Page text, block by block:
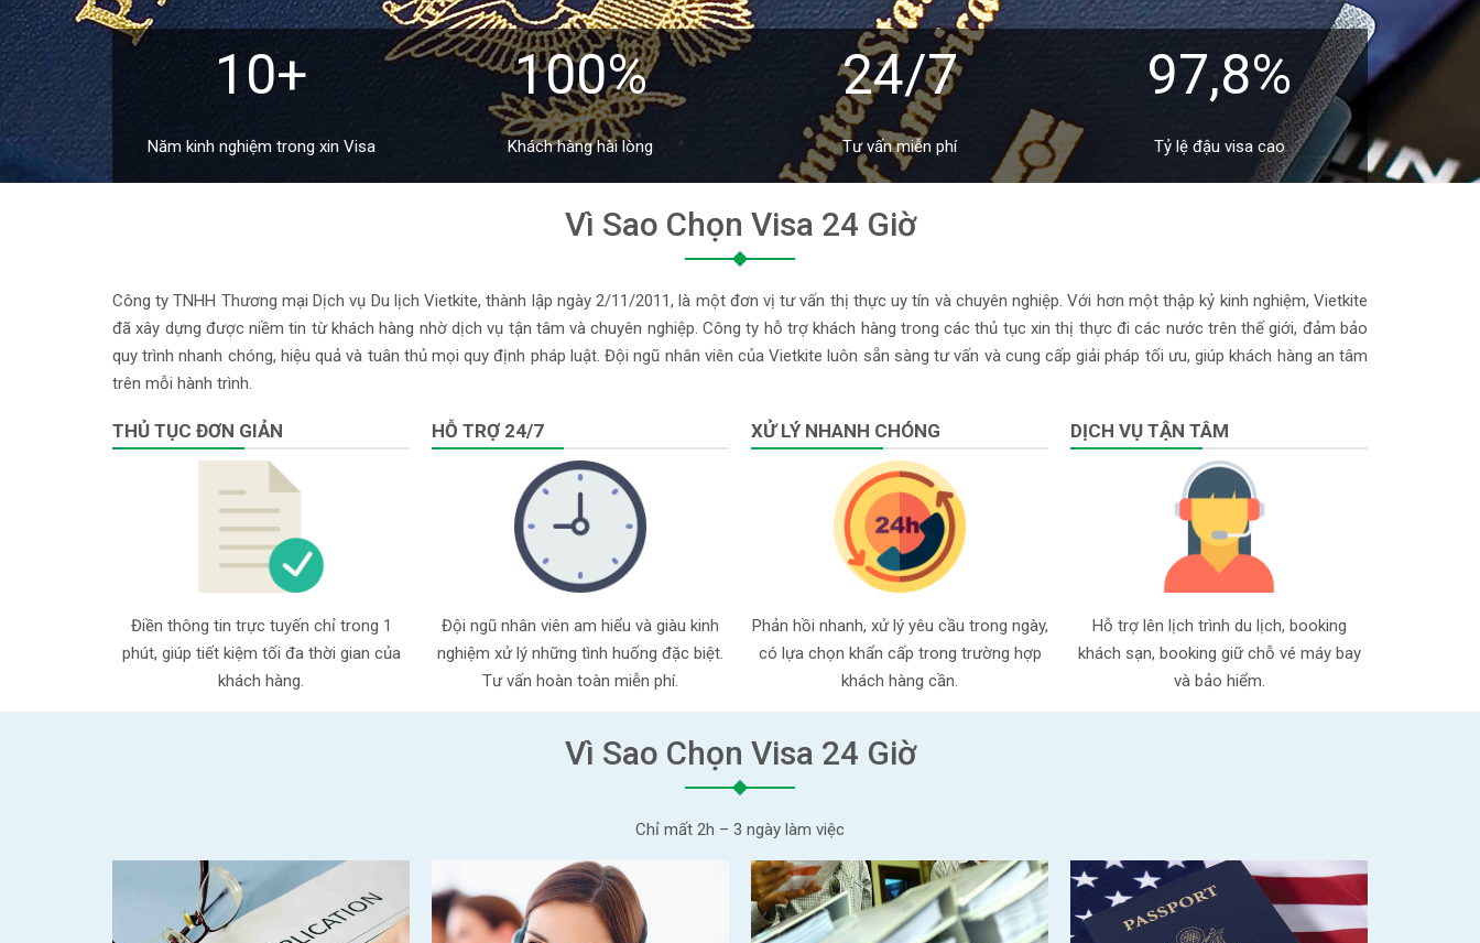
10+
Năm kinh nghiệm trong xin Visa
100%
Khách hàng hài lòng
24/7
Tư vấn miễn phí
97,8%
Tỷ lệ đậu visa cao
Vì Sao Chọn Visa 24 Giờ
Công ty TNHH Thương mại Dịch vụ Du lịch Vietkite, thành lập ngày 2/11/2011, là một đơn vị tư vấn thị thực uy tín và chuyên nghiệp. Với hơn một thập kỷ kinh nghiệm, Vietkite
đã xây dựng được niềm tin từ khách hàng nhờ dịch vụ tận tâm và chuyên nghiệp. Công ty hỗ trợ khách hàng trong các thủ tục xin thị thực đi các nước trên thế giới, đảm bảo
quy trình nhanh chóng, hiệu quả và tuân thủ mọi quy định pháp luật. Đội ngũ nhân viên của Vietkite luôn sẵn sàng tư vấn và cung cấp giải pháp tối ưu, giúp khách hàng an tâm
trên mỗi hành trình.
THỦ TỤC ĐƠN GIẢN
Điền thông tin trực tuyến chỉ trong 1
phút, giúp tiết kiệm tối đa thời gian của
khách hàng.
HỖ TRỢ 24/7
Đội ngũ nhân viên am hiểu và giàu kinh
nghiệm xử lý những tình huống đặc biệt.
Tư vấn hoàn toàn miễn phí.
XỬ LÝ NHANH CHÓNG
Phản hồi nhanh, xử lý yêu cầu trong ngày,
có lựa chọn khẩn cấp trong trường hợp
khách hàng cần.
DỊCH VỤ TẬN TÂM
Hỗ trợ lên lịch trình du lịch, booking
khách sạn, booking giữ chỗ vé máy bay
và bảo hiểm.
Vì Sao Chọn Visa 24 Giờ
Chỉ mất 2h – 3 ngày làm việc